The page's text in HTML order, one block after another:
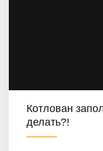
Котлован
делать?!